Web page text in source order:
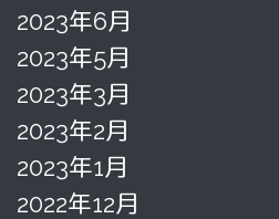
2023年6月
2023年5月
2023年3月
2023年2月
2023年1月
2022年12月